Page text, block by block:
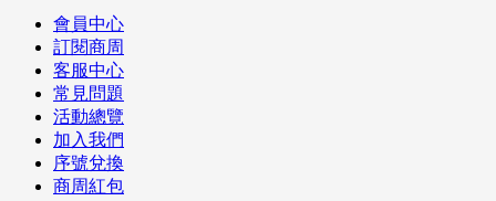
會員中心
訂閱商周
客服中心
常見問題
活動總覽
加入我們
序號兌換
商周紅包